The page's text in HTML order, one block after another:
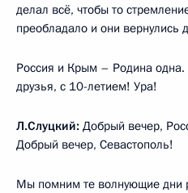
делал всё, чтобы то
преобладало и они вернулись
Россия и Крым – Родина
друзья, с 10-летием! Ура!
Л.Слуцкий: Добрый вечер,
Добрый вечер, Севастополь!
Мы помним те волнующие дни